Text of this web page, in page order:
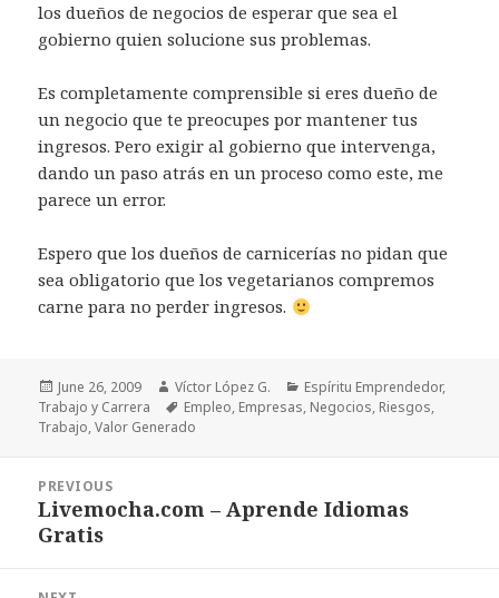
los dueños de negocios de esperar que sea el
gobierno quien solucione sus problemas.
Es completamente comprensible si eres dueño de
un negocio que te preocupes por mantener tus
ingresos. Pero exigir al gobierno que intervenga,
dando un paso atrás en un proceso como este, me
parece un error.
Espero que los dueños de carnicerías no pidan que
sea obligatorio que los vegetarianos compremos
carne para no perder ingresos.
Posted
on
June 26, 2009 Author
Víctor López G. Categories
Espíritu Emprendedor,
Trabajo y Carrera
Tags
Empleo, Empresas, Negocios, Riesgos,
Trabajo,Valor Generado
navigation
PREVIOUS
Previous
post:
Livemocha.com – Aprende Idiomas
Gratis